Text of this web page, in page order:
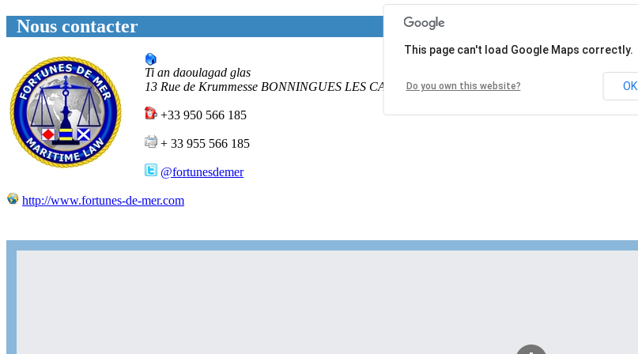
Nous contacter
Ti an daoulagad glas
13 Rue de Krummesse BONNINGUES LES CALAISPAS DE CALAIS62340
+33 950 566 185
+ 33 955 566 185
@fortunesdemer
http://www.fortunes-de-mer.com
This page can't load Google Maps correctly.
Do you own this website? OK